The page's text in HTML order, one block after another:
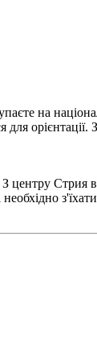
на
орієнтації.
З центру Стрия
необхідно